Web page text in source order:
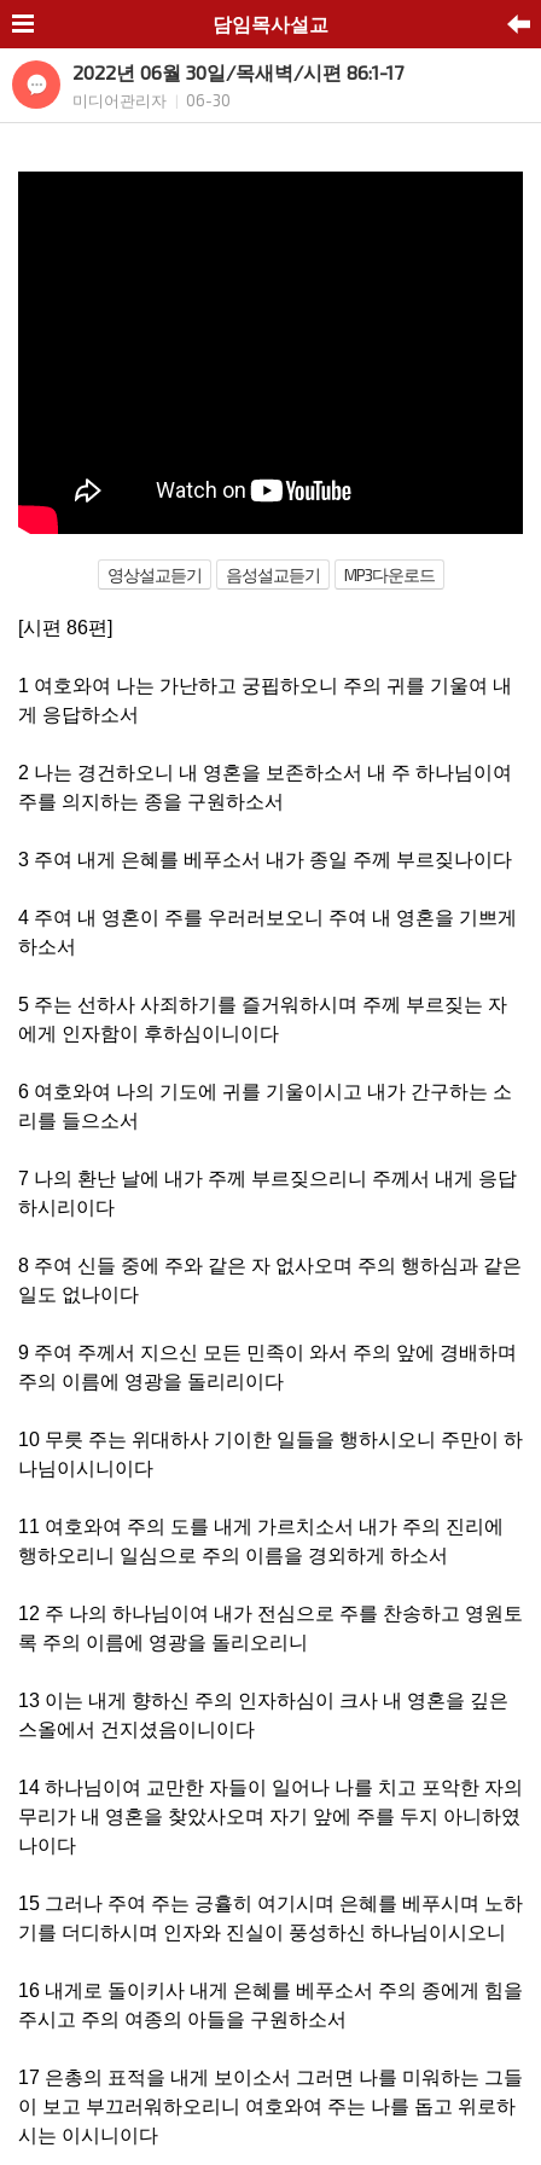
담임목사설교
2022년 06월 30일/목새벽/시편 86:1-17
미디어관리자 06-30
영상설교듣기 음성설교듣기 MP3다운로드
[시편 86편]
1 여호와여 나는 가난하고 궁핍하오니 주의 귀를 기울여 내
게 응답하소서
2 나는 경건하오니 내 영혼을 보존하소서 내 주 하나님이여
주를 의지하는 종을 구원하소서
3 주여 내게 은혜를 베푸소서 내가 종일 주께 부르짖나이다
4 주여 내 영혼이 주를 우러러보오니 주여 내 영혼을 기쁘게
하소서
5 주는 선하사 사죄하기를 즐거워하시며 주께 부르짖는 자
에게 인자함이 후하심이니이다
6 여호와여 나의 기도에 귀를 기울이시고 내가 간구하는 소
리를 들으소서
7 나의 환난 날에 내가 주께 부르짖으리니 주께서 내게 응답
하시리이다
8 주여 신들 중에 주와 같은 자 없사오며 주의 행하심과 같은
일도 없나이다
9 주여 주께서 지으신 모든 민족이 와서 주의 앞에 경배하며
주의 이름에 영광을 돌리리이다
10 무릇 주는 위대하사 기이한 일들을 행하시오니 주만이 하
나님이시니이다
11 여호와여 주의 도를 내게 가르치소서 내가 주의 진리에
행하오리니 일심으로 주의 이름을 경외하게 하소서
12 주 나의 하나님이여 내가 전심으로 주를 찬송하고 영원토
록 주의 이름에 영광을 돌리오리니
13 이는 내게 향하신 주의 인자하심이 크사 내 영혼을 깊은
스올에서 건지셨음이니이다
14 하나님이여 교만한 자들이 일어나 나를 치고 포악한 자의
무리가 내 영혼을 찾았사오며 자기 앞에 주를 두지 아니하였
나이다
15 그러나 주여 주는 긍휼히 여기시며 은혜를 베푸시며 노하
기를 더디하시며 인자와 진실이 풍성하신 하나님이시오니
16 내게로 돌이키사 내게 은혜를 베푸소서 주의 종에게 힘을
주시고 주의 여종의 아들을 구원하소서
17 은총의 표적을 내게 보이소서 그러면 나를 미워하는 그들
이 보고 부끄러워하오리니 여호와여 주는 나를 돕고 위로하
시는 이시니이다